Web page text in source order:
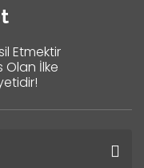
Etmektir
Olan İlke